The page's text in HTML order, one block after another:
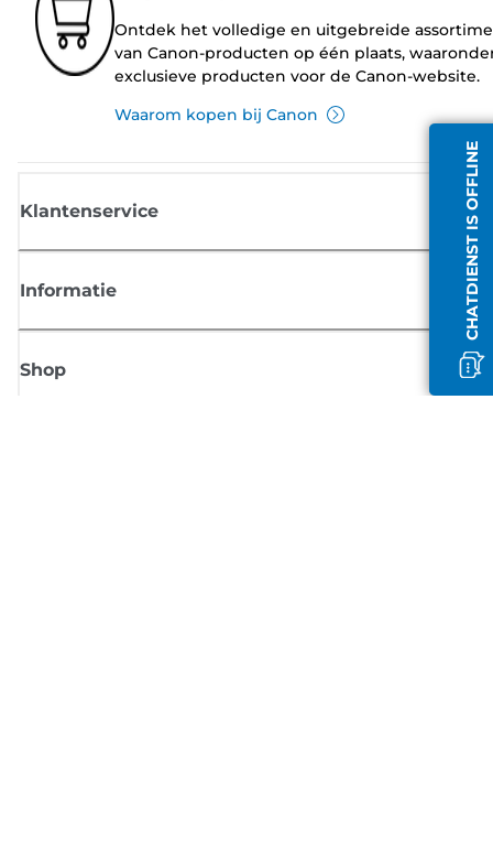
CHATDIENST IS OFFLINE
Ontdek het volledige en uitgebreide
van Canon-producten op één plaats,
exclusieve producten voor de Canon-website.
Waarom kopen bij Canon
Klantenservice
Informatie
Shop